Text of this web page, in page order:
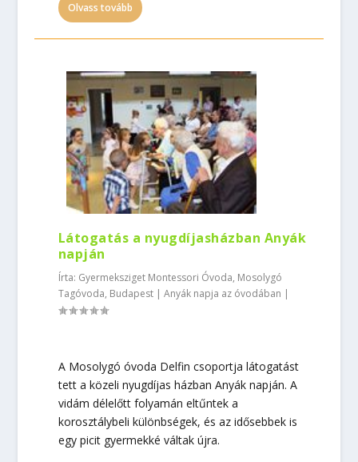
Olvass tovább
Látogatás a nyugdíjasházban Anyák
napján
Írta: Gyermeksziget Montessori Óvoda, Mosolygó
Tagóvoda, Budapest| Anyák napja az óvodában |
A Mosolygó óvoda Delfin csoportja látogatást
tett a közeli nyugdíjas házban Anyák napján. A
vidám délelőtt folyamán eltűntek a
korosztálybeli különbségek, és az idősebbek is
egy picit gyermekké váltak újra.